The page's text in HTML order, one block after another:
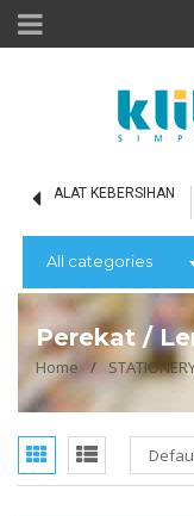
ALAT KEBERSIHAN
All categories
Perekat /
Home /